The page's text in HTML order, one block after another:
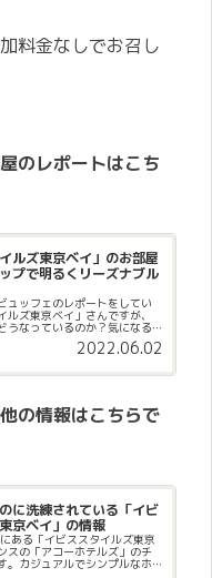
料金なしでお召し
のレポートはこち
ルズ東京ベイ」のお部屋
プで明るくリーズナブル
ュッフェのレポートをしてい
ルズ東京ベイ」さんですが、
うなっているのか？気になる
お部屋を見せて頂きましたの
いと思います。明るくてポッ
2022.06.02
の情報はこちらで
に洗練されている「イビ
京ベイ」の情報
ある「イビススタイルズ東京
スの「アコーホテルズ」のチ
。カジュアルでシンプルなホ